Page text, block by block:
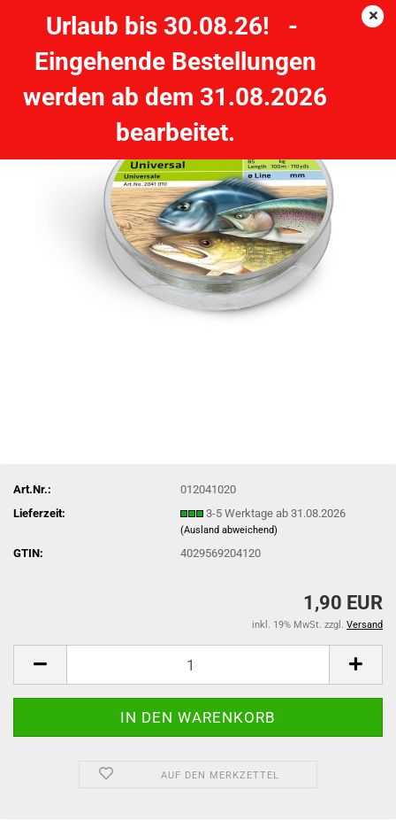
Urlaub bis 30.08.26! -
Eingehende Bestellungen
werden ab dem 31.08.2026
bearbeitet.
ZEBCO Trophy Universal - 0.20 mm - 3,0 kg, 100m
Art.Nr.:
012041020
Lieferzeit:
3-5 Werktage ab 31.08.2026
(Ausland abweichend)
GTIN: 4029569204120
1,90 EUR
inkl. 19% MwSt. zzgl. Versand
AUF DEN MERKZETTEL